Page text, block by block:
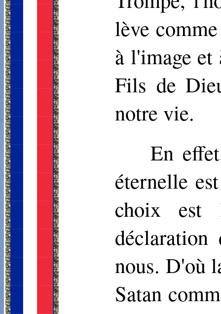
lève
à l'image et
Fils de
notre vie.
En
éternelle
choix est
nous. D'où
Satan